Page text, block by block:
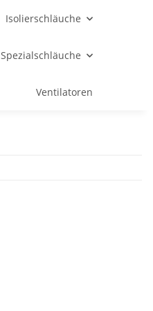
Isolierschläuche
Spezialschläuche
Ventilatoren